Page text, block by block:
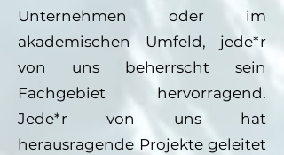
Unternehmen oder im
akademischen Umfeld, jede*r
von uns beherrscht sein
Fachgebiet hervorragend.
Jede*r von uns hat
herausragende Projekte geleitet